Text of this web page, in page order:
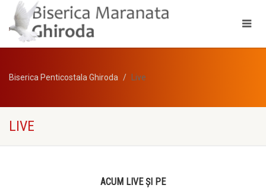
Biserica Penticostala Ghiroda Live
LIVE
ACUM LIVE ŞI PE